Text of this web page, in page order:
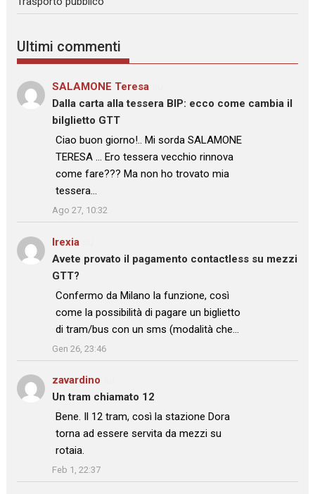
Ultimi commenti
SALAMONE Teresa
Dalla carta alla tessera BIP: ecco come cambia il
bilglietto GTT
: “
Ciao buon giorno!.. Mi sorda SALAMONE
TERESA … Ero tessera vecchio rinnova
come fare??? Ma non ho trovato mia
tessera…
Ago 27, 10:32
Irexia
Avete provato il pagamento contactless su mezzi
GTT?
: “
Confermo da Milano la funzione, così
come la possibilità di pagare un biglietto
di tram/bus con un sms (modalità che…
”
Gen 26, 23:46
zavardino
Un tram chiamato 12
: “Bene. Il 12 tram, così la stazione Dora
torna ad essere servita da mezzi su
rotaia.
”
Feb 1, 22:37